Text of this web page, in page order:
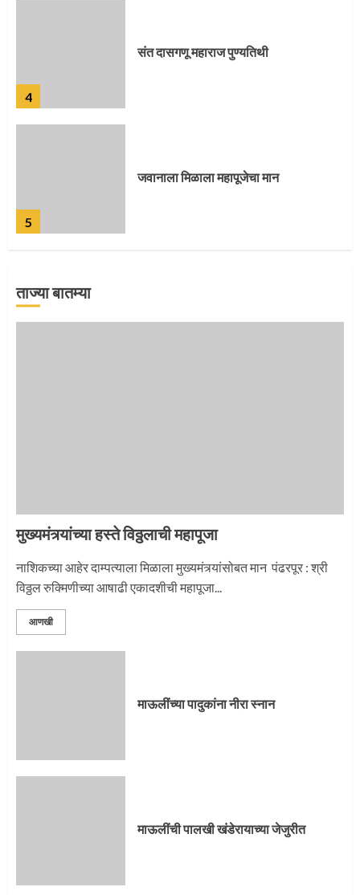
4
संत दासगणू महाराज पुण्यतिथी
5
जवानाला मिळाला महापूजेचा मान
3
ताज्या बातम्या
मुख्यमंत्र्यांच्या हस्ते विठ्ठलाची महापूजा
नाशिकच्या आहेर दाम्पत्याला मिळाला मुख्यमंत्र्यांसोबत मान पंढरपूर : श्री
विठ्ठल रुक्मिणीच्या आषाढी एकादशीची महापूजा...
आणखी
माऊलींच्या पादुकांना नीरा स्नान
माऊलींची पालखी खंडेरायाच्या जेजुरीत